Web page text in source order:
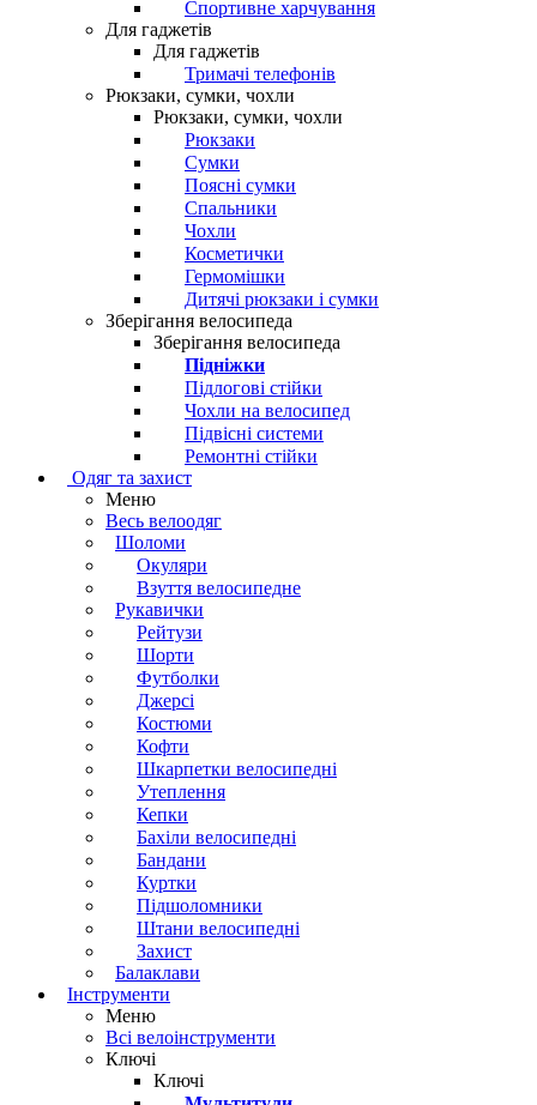
Спортивне харчування
Для гаджетів
Для гаджетів
Тримачі телефонів
Рюкзаки, сумки, чохли
Рюкзаки, сумки, чохли
Рюкзаки
Сумки
Поясні сумки
Спальники
Чохли
Косметички
Гермомішки
Дитячі рюкзаки і сумки
Зберігання велосипеда
Зберігання велосипеда
Підніжки
Підлогові стійки
Чохли на велосипед
Підвісні системи
Ремонтні стійки
Одяг та захист
Меню
Весь велоодяг
Шоломи
Окуляри
Взуття велосипедне
Рукавички
Рейтузи
Шорти
Футболки
Джерсі
Костюми
Кофти
Шкарпетки велосипедні
Утеплення
Кепки
Бахіли велосипедні
Бандани
Куртки
Підшоломники
Штани велосипедні
Захист
Балаклави
Інструменти
Меню
Всі велоінструменти
Ключі
Ключі